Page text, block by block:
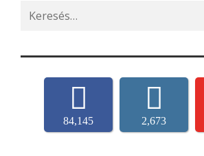
Search
for:
84,145 2,673